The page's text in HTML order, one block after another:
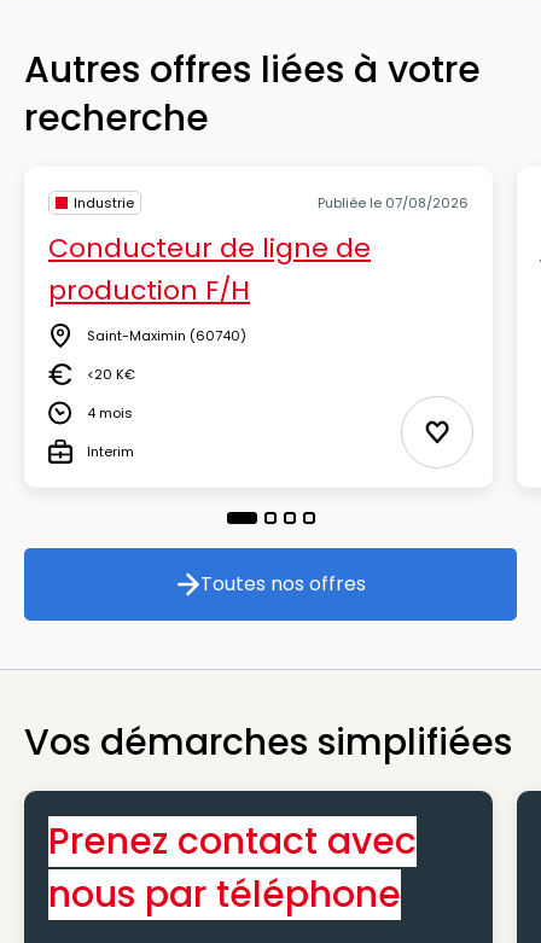
Autres offres liées à votre
recherche
Industrie Publiée le 07/08/2026
Conducteur de ligne de
production F/H
Lieu Saint-Maximin (60740)
Salaire<20 K€
Durée4 mois
TypeInterim Ajouter
Toutes nos offres
Toutes nos offres
Vos démarches simplifiées
Prenez contact avec
nous par téléphone